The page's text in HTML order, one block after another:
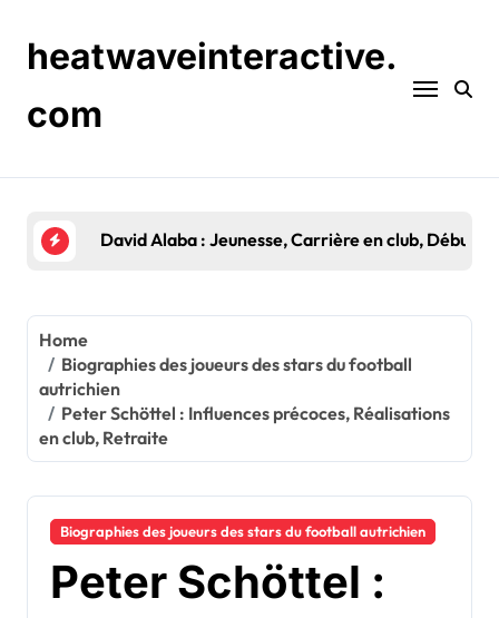
contentheatwaveinteractive.
com
Gernot Trauner : Distinctions en club,
Home
Biographies des joueurs des stars du football
autrichien
Peter Schöttel : Influences précoces, Réalisations
en club, Retraite
Biographies des joueurs des stars du football autrichien
Peter Schöttel :